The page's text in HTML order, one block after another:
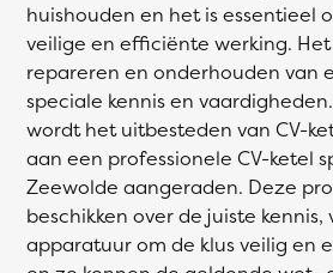
huishouden en het is essentieel
veilige en efficiënte werking.
repareren en onderhouden van
speciale kennis en
wordt het uitbesteden van CV-
aan een professionele CV-ketel
Zeewolde aangeraden. Deze
beschikken over de juiste
apparatuur om de klus veilig en